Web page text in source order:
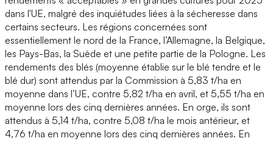
dans l'UE, malgré des inquiétudes liées à la sécheresse dans
certains secteurs. Les régions concernées sont
essentiellement le nord de la France, l’Allemagne, la Belgique,
les Pays-Bas, la Suède et une petite partie de la Pologne. Les
rendements des blés (moyenne établie sur le blé tendre et le
blé dur) sont attendus par la Commission à 5,83 t/ha en
moyenne dans l’UE, contre 5,82 t/ha en avril, et 5,55 t/ha en
moyenne lors des cinq dernières années. En orge, ils sont
attendus à 5,14 t/ha, contre 5,08 t/ha le mois antérieur, et
4,76 t/ha en moyenne lors des cinq dernières années. En